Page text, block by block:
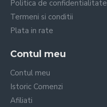
Politica de confidentialitate
Termeni si conditii
Plata in rate
Contul meu
Contul meu
Istoric Comenzi
Afiliati